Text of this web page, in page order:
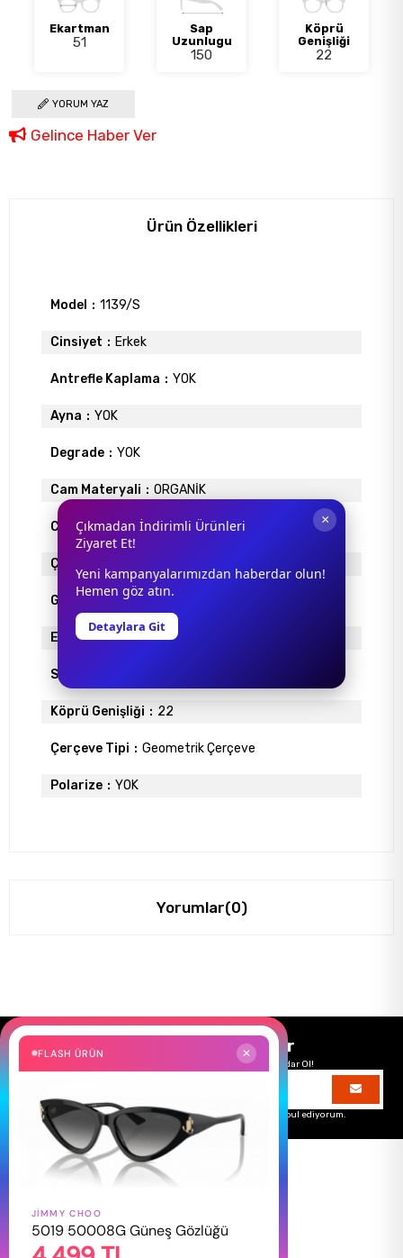
Ekartman
51
Sap
Uzunlugu
150
Köprü
Genişliği
22
YORUM YAZ
Gelince Haber Ver
Ürün Özellikleri
Model 1139/S
Cinsiyet Erkek
Antrefle Kaplama YOK
Ayna YOK
Degrade YOK
Cam Materyali ORGANİK
Cam Rengi MAVİ
Çerçeve Materyali
Gövde Rengi SİYAH
Ekartman 51
Sap Uzunlugu
Köprü Genişliği 22
Çerçeve Tipi Geometrik Çerçeve
Polarize YOK
Yorumlar(0)
Size Özel Kampanyalar
Hemen Kayıt Ol Fırsatlardan Önce Sen Haberdar Ol!
Üyelik koşullarınıvekişisel verileriminkorunmasını kabul ediyorum.
HAKKIMIZDA
Hakkımızda
×
Çıkmadan İndirimli Ürünleri
Ziyaret Et!
Yeni kampanyalarımızdan haberdar olun!
Hemen göz atın.
Detaylara Git
FLASH ÜRÜN ✕
JIMMY CHOO
5019 50008G Güneş Gözlüğü